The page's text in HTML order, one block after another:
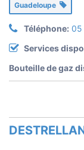
Guadeloupe
Téléphone: 05
Services
Bouteille de gaz